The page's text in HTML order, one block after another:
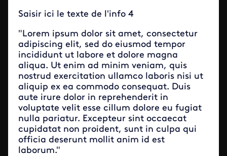
Saisir ici le texte de l'info 4
"Lorem ipsum dolor sit amet, consectetur
adipiscing elit, sed do eiusmod tempor
incididunt ut labore et dolore magna
aliqua. Ut enim ad minim veniam, quis
nostrud exercitation ullamco laboris nisi ut
aliquip ex ea commodo consequat. Duis
aute irure dolor in reprehenderit in
voluptate velit esse cillum dolore eu fugiat
nulla pariatur. Excepteur sint occaecat
cupidatat non proident, sunt in culpa qui
officia deserunt mollit anim id est
laborum."